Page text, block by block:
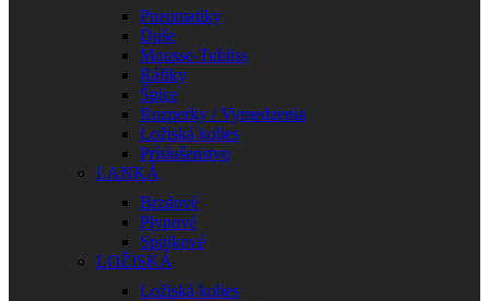
Pneumatiky
Duše
Mousse-Tubliss
Ráfiky
Špice
Rozperky / Vymedzenia
Ložiská kolies
Príslušenstvo
LANKÁ
Brzdové
Plynové
Spojkové
LOŽISKÁ
Ložiská kolies